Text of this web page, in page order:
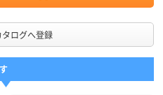
タログへ登録